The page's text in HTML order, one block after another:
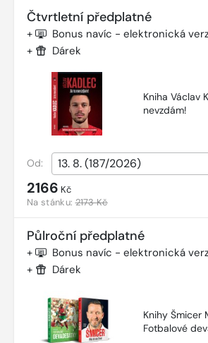
Čtvrtletní předplatné
+ Bonus navíc - elektronická
+ Dárek
Kniha Václav
nevzdám!
Od:
2166 Kč
Na stánku:2173 Kč
Půlroční předplatné
+ Bonus navíc - elektronická
+ Dárek
Knihy Šmicer
Fotbalové